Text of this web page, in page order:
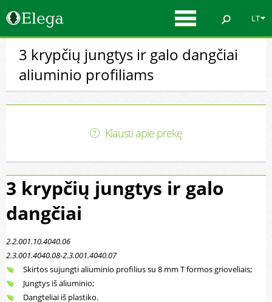
LT
3 krypčių jungtys ir galo dangčiai
aliuminio profiliams
Klausti apie prekę
3 krypčių jungtys ir galo
dangčiai
2.2.001.10.4040.06
2.3.001.4040.08-2.3.001.4040.07
Skirtos sujungti aliuminio profilius su 8 mm T formos grioveliais;
Jungtys iš aliuminio;
Dangteliai iš plastiko.